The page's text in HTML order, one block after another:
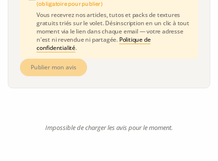
(obligatoire pour publier)
Vous recevrez nos articles, tutos et packs de textures
gratuits triés sur le volet. Désinscription en un clic à tout
moment via le lien dans chaque email — votre adresse
n'est ni revendue ni partagée. Politique de
confidentialité.
Publier mon avis
Impossible de charger les avis pour le moment.